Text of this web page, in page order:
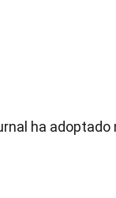
ha